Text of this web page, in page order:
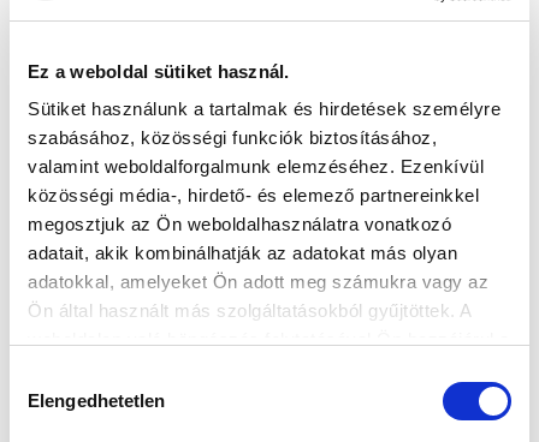
Ez a weboldal sütiket használ.
Sütiket használunk a tartalmak és hirdetések személyre
szabásához, közösségi funkciók biztosításához,
valamint weboldalforgalmunk elemzéséhez. Ezenkívül
közösségi média-, hirdető- és elemező partnereinkkel
megosztjuk az Ön weboldalhasználatra vonatkozó
adatait, akik kombinálhatják az adatokat más olyan
adatokkal, amelyeket Ön adott meg számukra vagy az
Ön által használt más szolgáltatásokból gyűjtöttek. A
kiválasztása
Elengedhetetlen